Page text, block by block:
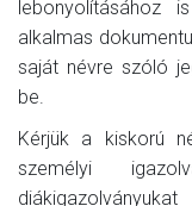
lebonyolításához
alkalmas
saját névre szóló
be.
Kérjük a kiskorú
személyi